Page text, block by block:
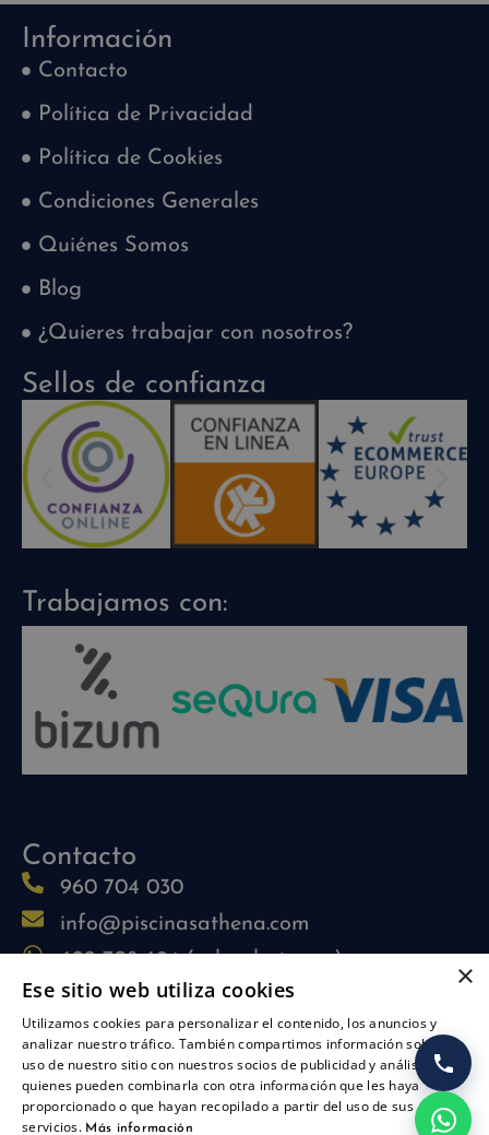
Información
Contacto
Política de Privacidad
Política de Cookies
Condiciones Generales
Quiénes Somos
Blog
¿Quieres trabajar con nosotros?
Sellos de confianza
Trabajamos con:
Contacto
960 704 030
info@piscinasathena.com
622 708 694 (solo whatsapp)
L-V: 09:30h-13:30h
L-J: 15:30h-17:30h
Síguenos
×
Ese sitio web utiliza cookies
Utilizamos cookies para personalizar el contenido, los anuncios y
analizar nuestro tráfico. También compartimos información sobre su
uso de nuestro sitio con nuestros socios de publicidad y análisis,
quienes pueden combinarla con otra información que les haya
proporcionado o que hayan recopilado a partir del uso de sus
servicios. Más información